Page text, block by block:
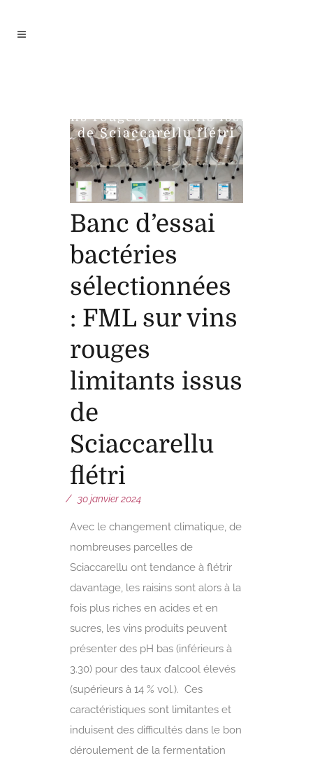
vins rouges limitants issus
de Sciaccarellu flétri
Banc d’essai
bactéries
sélectionnées
: FML sur vins
rouges
limitants issus
de
Sciaccarellu
flétri
30 janvier 2024
Avec le changement climatique, de
nombreuses parcelles de
Sciaccarellu ont tendance à flétrir
davantage, les raisins sont alors à la
fois plus riches en acides et en
sucres, les vins produits peuvent
présenter des pH bas (inférieurs à
3.30) pour des taux d’alcool élevés
(supérieurs à 14 % vol.). Ces
caractéristiques sont limitantes et
induisent des difficultés dans le bon
déroulement de la fermentation